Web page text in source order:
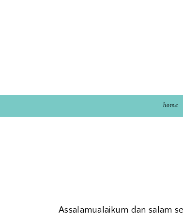
home
Assalamualaikum dan salam